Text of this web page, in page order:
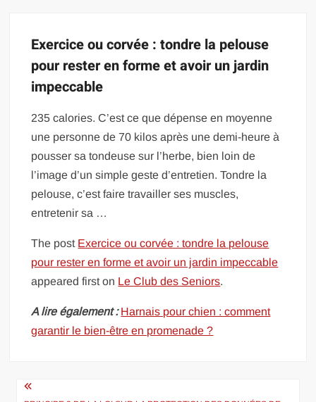
Exercice ou corvée : tondre la pelouse
pour rester en forme et avoir un jardin
impeccable
235 calories. C’est ce que dépense en moyenne
une personne de 70 kilos après une demi-heure à
pousser sa tondeuse sur l’herbe, bien loin de
l’image d’un simple geste d’entretien. Tondre la
pelouse, c’est faire travailler ses muscles,
entretenir sa …
The post Exercice ou corvée : tondre la pelouse
pour rester en forme et avoir un jardin impeccable
appeared first on Le Club des Seniors.
A lire également : Harnais pour chien : comment
garantir le bien-être en promenade ?
Navigation